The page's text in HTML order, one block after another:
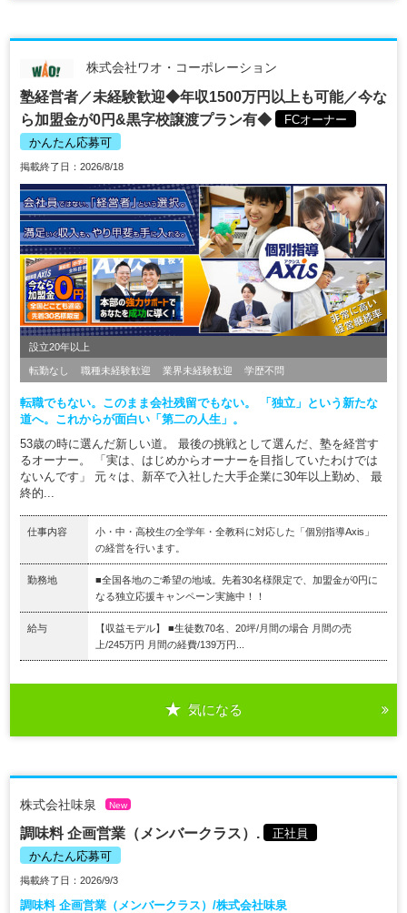
株式会社ワオ・コーポレーション
塾経営者／未経験歓迎◆年収1500万円以上も可能／今な
ら加盟金が0円&黒字校譲渡プラン有◆
FCオーナー
かんたん応募可
掲載終了日：2026/8/18
設立20年以上
転勤なし 職種未経験歓迎 業界未経験歓迎 学歴不問
転職でもない。このまま会社残留でもない。 「独立」という新たな
道へ。これからが面白い「第二の人生」。
53歳の時に選んだ新しい道。 最後の挑戦として選んだ、塾を経営す
るオーナー。 「実は、はじめからオーナーを目指していたわけでは
ないんです」 元々は、新卒で入社した大手企業に30年以上勤め、 最
終的...
仕事内容
小・中・高校生の全学年・全教科に対応した「個別指導Axis」
の経営を行います。
勤務地
■全国各地のご希望の地域。先着30名様限定で、加盟金が0円に
なる独立応援キャンペーン実施中！！
給与
【収益モデル】 ■生徒数70名、20坪/月間の場合 月間の売
上/245万円 月間の経費/139万円...
気になる
株式会社味泉 New
調味料 企画営業（メンバークラス）.
正社員
かんたん応募可
掲載終了日：2026/9/3
調味料 企画営業（メンバークラス）/株式会社味泉